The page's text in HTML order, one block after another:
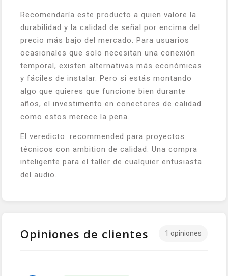
Recomendaría este producto a quien valore la
durabilidad y la calidad de señal por encima del
precio más bajo del mercado. Para usuarios
ocasionales que solo necesitan una conexión
temporal, existen alternativas más económicas
y fáciles de instalar. Pero si estás montando
algo que quieres que funcione bien durante
años, el investimento en conectores de calidad
como estos merece la pena.
El veredicto: recommended para proyectos
técnicos con ambition de calidad. Una compra
inteligente para el taller de cualquier entusiasta
del audio.
Opiniones de clientes 1 opiniones